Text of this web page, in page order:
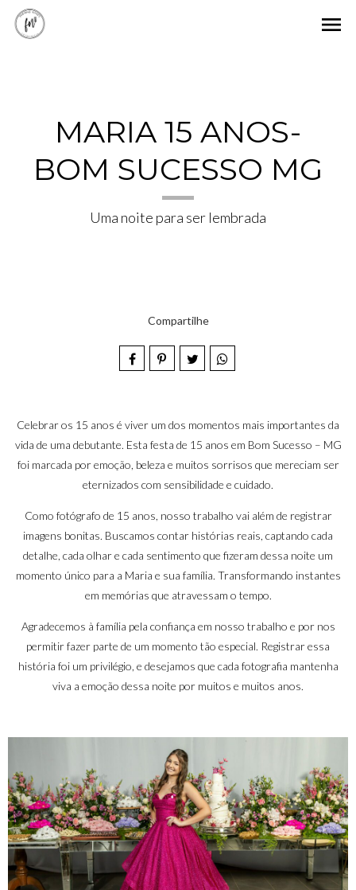
menu
MARIA 15 ANOS-
BOM SUCESSO MG
Uma noite para ser lembrada
Compartilhe
Celebrar os 15 anos é viver um dos momentos mais importantes da
vida de uma debutante. Esta festa de 15 anos em Bom Sucesso – MG
foi marcada por emoção, beleza e muitos sorrisos que mereciam ser
eternizados com sensibilidade e cuidado.
Como fotógrafo de 15 anos, nosso trabalho vai além de registrar
imagens bonitas. Buscamos contar histórias reais, captando cada
detalhe, cada olhar e cada sentimento que fizeram dessa noite um
momento único para a Maria e sua família. Transformando instantes
em memórias que atravessam o tempo.
Agradecemos à família pela confiança em nosso trabalho e por nos
permitir fazer parte de um momento tão especial. Registrar essa
história foi um privilégio, e desejamos que cada fotografia mantenha
viva a emoção dessa noite por muitos e muitos anos.